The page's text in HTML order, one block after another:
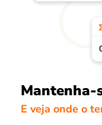
Mantenha-
E veja onde o